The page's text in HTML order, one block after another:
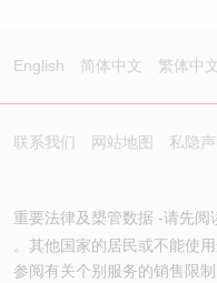
English 简体中文 繁体中文
联系我们 网站地图 私隐声
重要法律及槼管数据 -请先阅
。其他国家的居民或不能使
参阅有关个别服务的销售限